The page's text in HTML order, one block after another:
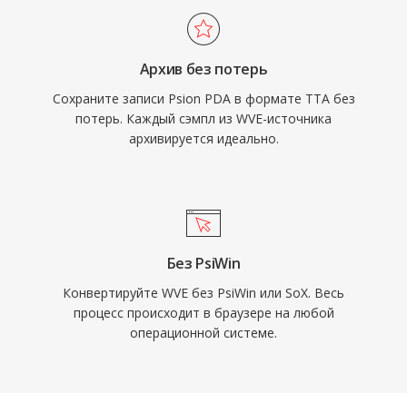
WVE при восстановлении данных с
устаревших SRAM-носителей.
портативных плеерах, дав TTA
практическое преимущество перед
некоторыми конкурирующими lossless-
форматами. Открытая реализация
распространяется под лицензией GNU GPL,
поощряя принятие сообществом и
долю рынка аудио без потерь, TTA
сжатие.
Архив без потерь
Сохраните записи Psion PDA в формате TTA без
потерь. Каждый сэмпл из WVE-источника
архивируется идеально.
Без PsiWin
Конвертируйте WVE без PsiWin или SoX. Весь
процесс происходит в браузере на любой
операционной системе.